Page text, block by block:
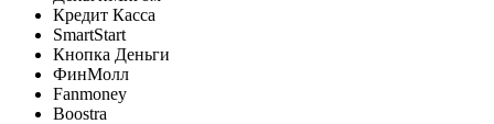
Кредит Касса
SmartStart
Кнопка Деньги
ФинМолл
Fanmoney
Boostra